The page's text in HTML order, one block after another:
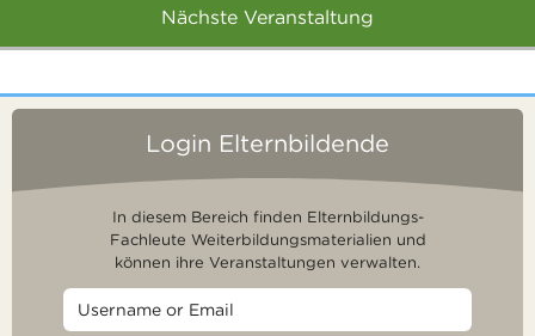
Nächste Veranstaltung
Login Elternbildende
In diesem Bereich finden Elternbildungs-
Fachleute Weiterbildungsmaterialien und
können ihre Veranstaltungen verwalten.